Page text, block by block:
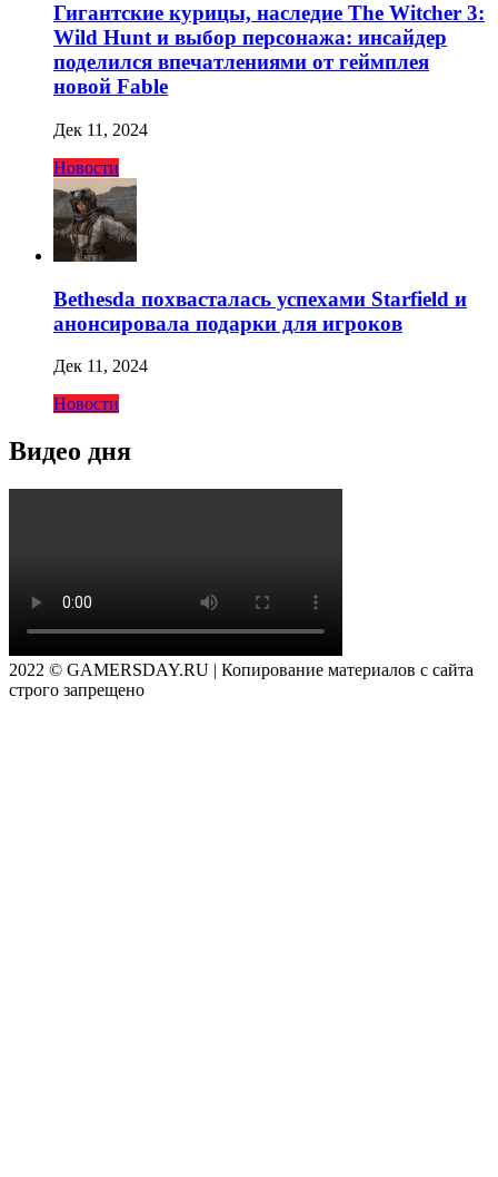
Гигантские курицы, наследие The Witcher 3:
Wild Hunt и выбор персонажа: инсайдер
поделился впечатлениями от геймплея
новой Fable
Дек 11, 2024
Новости
Bethesda похвасталась успехами Starfield и
анонсировала подарки для игроков
Дек 11, 2024
Новости
Видео дня
2022 © GAMERSDAY.RU | Копирование материалов с сайта
строго запрещено